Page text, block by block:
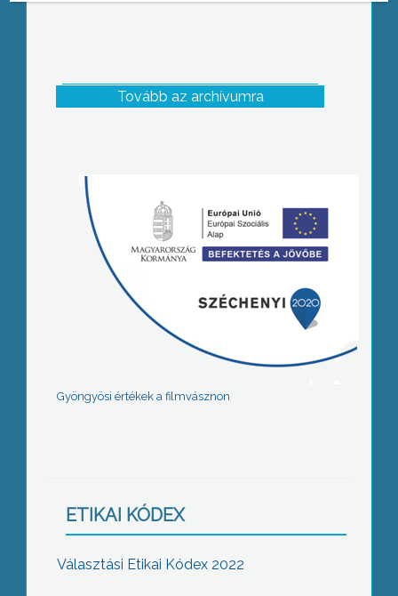
Tovább az archívumra
Gyöngyösi értékek a filmvásznon
ETIKAI KÓDEX
Választási Etikai Kódex 2022